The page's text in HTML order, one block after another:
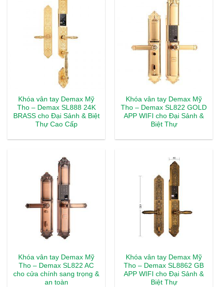
Khóa vân tay Demax Mỹ
Tho – Demax SL888 24K
BRASS cho Đại Sảnh & Biệt
Thự Cao Cấp
Khóa vân tay Demax Mỹ
Tho – Demax SL822 GOLD
APP WIFI cho Đại Sảnh &
Biệt Thự
Khóa vân tay Demax Mỹ
Tho – Demax SL822 AC
cho cửa chính sang trọng &
an toàn
Khóa vân tay Demax Mỹ
Tho – Demax SL8862 GB
APP WIFI cho Đại Sảnh &
Biệt Thự